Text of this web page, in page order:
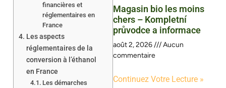
financières et
réglementaires en
France
Les aspects
réglementaires de la
conversion à l’éthanol
en France
Les démarches
Magasin bio les moins
chers – Kompletní
průvodce a informace
août 2, 2026
Aucun
commentaire
Continuez Votre Lecture »